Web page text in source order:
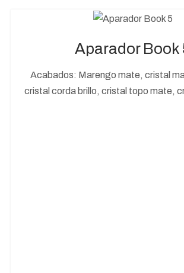
Aparador Book
Acabados: Marengo mate, cristal
cristal corda brillo, cristal topo mate,